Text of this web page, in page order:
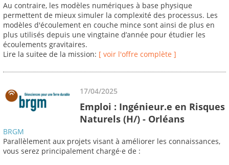
Au contraire, les modèles numériques à base physique
permettent de mieux simuler la complexité des processus. Les
modèles d'écoulement en couche mince sont ainsi de plus en
plus utilisés depuis une vingtaine d’année pour étudier les
écoulements gravitaires.
Lire la suitee de la mission: [ voir l'offre complète ]
17/04/2025
Emploi : Ingénieur.e en Risques
Naturels (H/) - Orléans
BRGM
Parallèlement aux projets visant à améliorer les connaissances,
vous serez principalement chargé·e de :